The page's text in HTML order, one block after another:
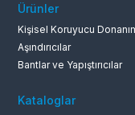
Ürünler
Kişisel Koruyucu
Aşındırıcılar
Bantlar ve Yapıştırıcılar
Kataloglar